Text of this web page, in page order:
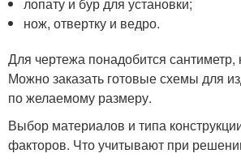
лопату и бур для установки;
нож, отвертку и ведро.
Для чертежа понадобится
Можно заказать готовые схемы для
по желаемому размеру.
Выбор материалов и типа
факторов. Что учитывают при